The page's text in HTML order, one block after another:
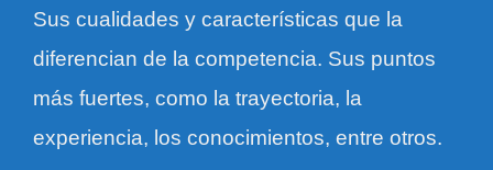
Sus cualidades y características que la
diferencian de la competencia. Sus puntos
más fuertes, como la trayectoria, la
experiencia, los conocimientos, entre otros.